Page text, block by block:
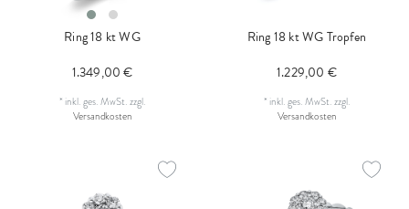
Ring 18 kt WG
1.349,00 €
* inkl. ges. MwSt.zzgl.
Versandkosten
Ring 18 kt WG Tropfen
1.229,00 €
* inkl. ges. MwSt.zzgl.
Versandkosten